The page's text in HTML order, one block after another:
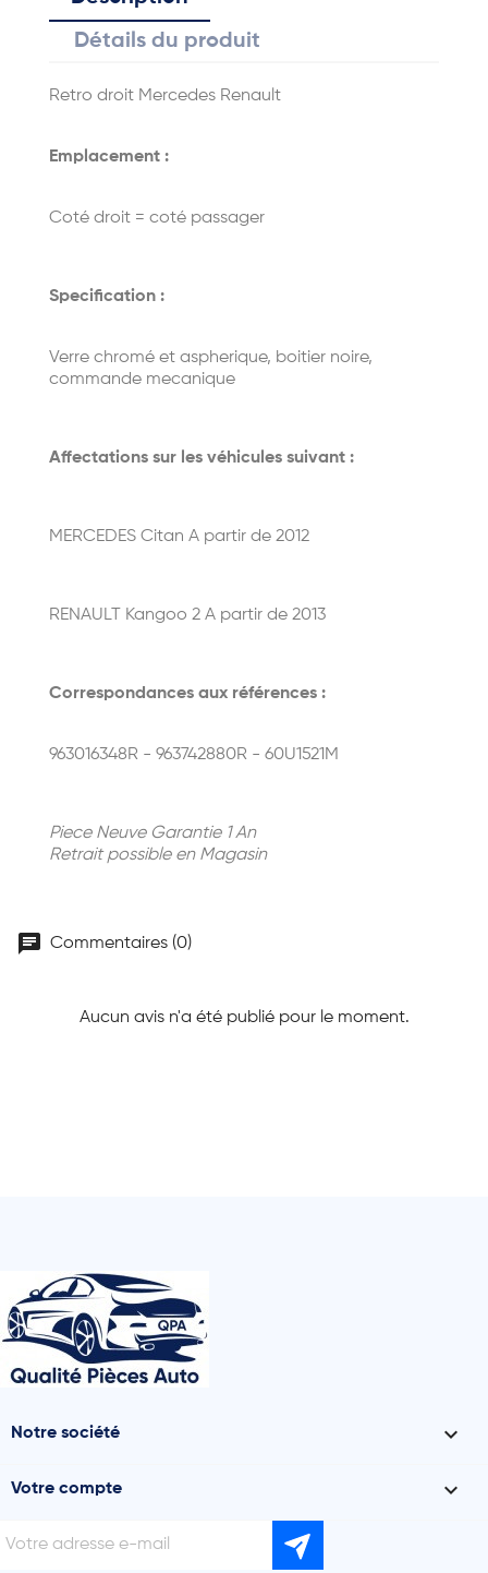
Détails du produit
Retro droit Mercedes Renault
Emplacement :
Coté droit = coté passager
Specification :
Verre chromé et aspherique, boitier noire,
commande mecanique
Affectations sur les véhicules suivant :
MERCEDES Citan A partir de 2012
RENAULT Kangoo 2 A partir de 2013
Correspondances aux références :
963016348R - 963742880R - 60U1521M
Piece Neuve Garantie 1 An
Retrait possible en Magasin
chat Commentaires (0)
Aucun avis n'a été publié pour le moment.
Notre société 
Votre compte 